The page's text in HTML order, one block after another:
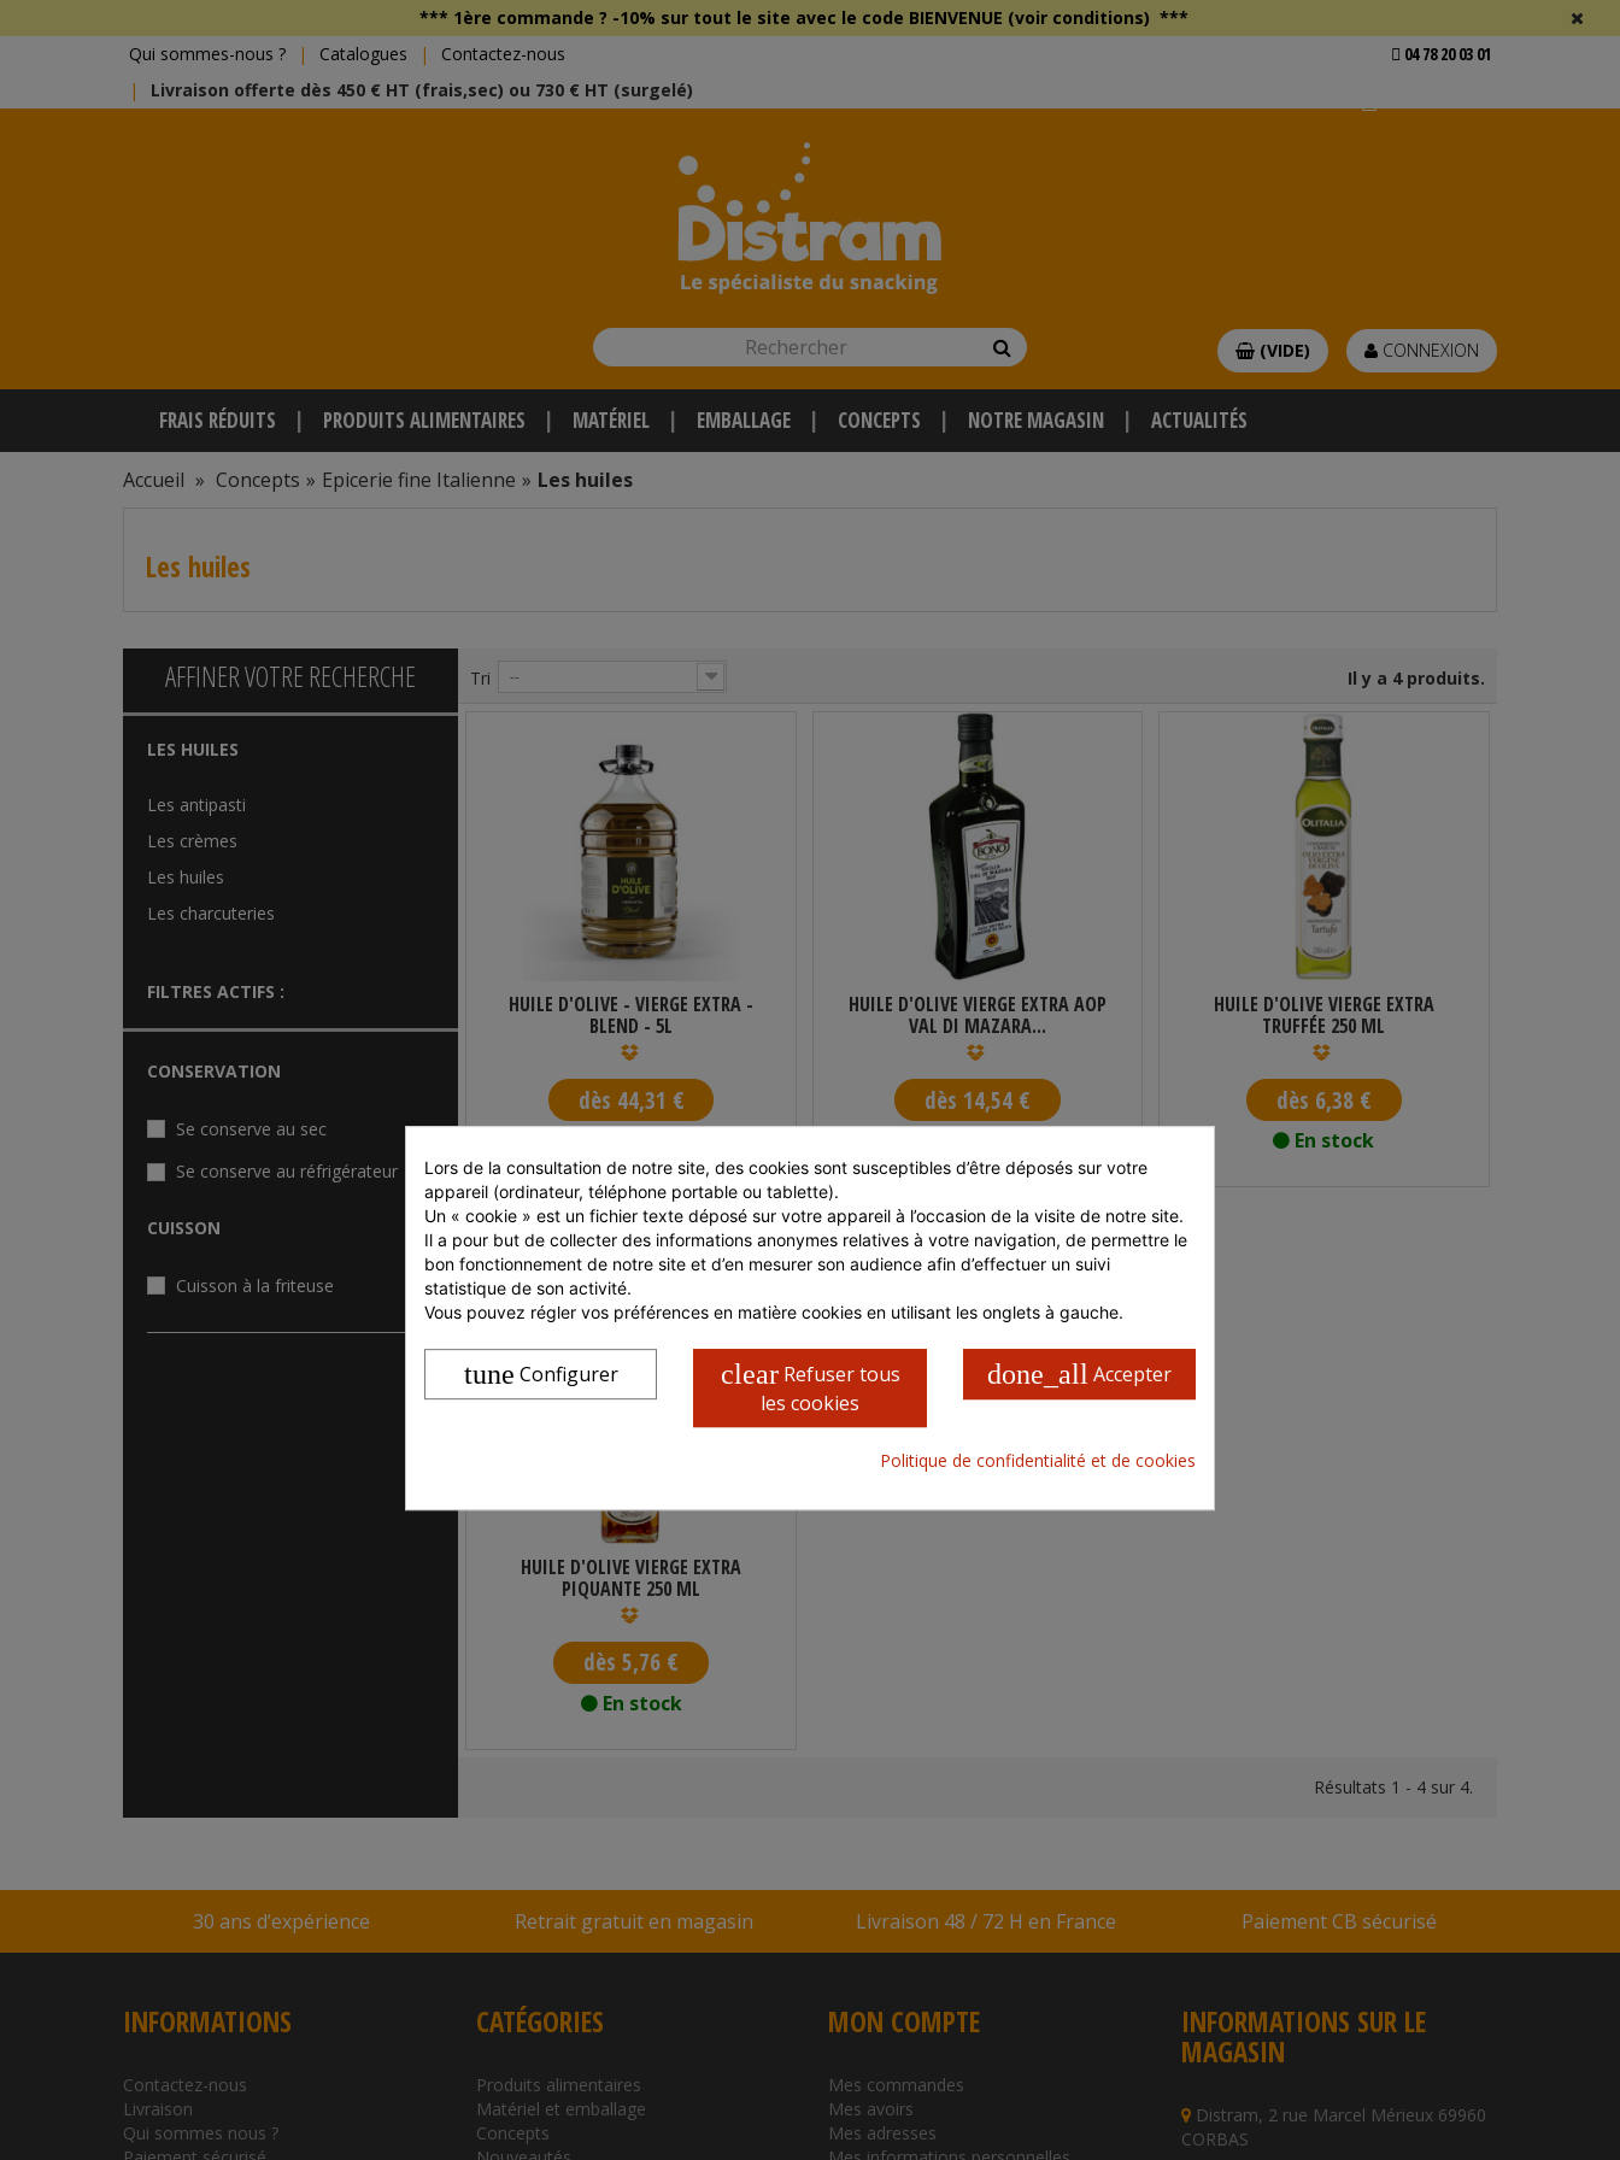
*** 1ère commande ? -10% sur tout le site avec le code BIENVENUE (voir conditions) ***
Qui sommes-nous ?
Catalogues
Contactez-nous
Livraison offerte dès 450 € HT (frais,sec) ou 730 € HT (surgelé)
04 78 20 03 01
Rechercher Rechercher CONNEXION
(VIDE)
FRAIS RÉDUITS PRODUITS ALIMENTAIRES MATÉRIEL EMBALLAGE CONCEPTS NOTRE MAGASIN ACTUALITÉS
Accueil » Concepts » Epicerie fine Italienne » Les huiles
Les huiles
AFFINER VOTRE RECHERCHE
LES HUILES
Les antipasti
Les crèmes
Les huiles
Les charcuteries
FILTRES ACTIFS :
CONSERVATION
Se conserve au sec
Se conserve au réfrigérateur
CUISSON
Cuisson à la friteuse
Il y a 4 produits.
Tri --
HUILE D'OLIVE - VIERGE EXTRA -
BLEND - 5L
dès 44,31 €
Réf : 15-IMVGPET5LHDVE24
Vendu parIBERIK MARKET
HUILE D'OLIVE VIERGE EXTRA AOP
VAL DI MAZARA...
dès 14,54 €
HUILE D'OLIVE VIERGE EXTRA
TRUFFÉE 250 ML
dès 6,38 €
En stock
HUILE D'OLIVE VIERGE EXTRA
PIQUANTE 250 ML
dès 5,76 €
En stock
Résultats 1 - 4 sur 4.
30 ans d’expérience Retrait gratuit en magasin Livraison 48 / 72 H en France Paiement CB sécurisé
INFORMATIONS
Contactez-nous
Livraison
Qui sommes nous ?
CATÉGORIES
Produits alimentaires
Matériel et emballage
Concepts
MON COMPTE
Mes commandes
Mes avoirs
Mes adresses
INFORMATIONS SUR LE
MAGASIN
Distram, 2 rue Marcel Mérieux 69960
CORBAS
Lors de la consultation de notre site, des cookies sont susceptibles d’être déposés sur votre
appareil (ordinateur, téléphone portable ou tablette).
Un « cookie » est un fichier texte déposé sur votre appareil à l’occasion de la visite de notre site.
Il a pour but de collecter des informations anonymes relatives à votre navigation, de permettre le
bon fonctionnement de notre site et d’en mesurer son audience afin d’effectuer un suivi
statistique de son activité.
Vous pouvez régler vos préférences en matière cookies en utilisant les onglets à gauche.
done_allAccepter
clear Refuser tous
les cookies
tune Configurer
Politique de confidentialité et de cookies